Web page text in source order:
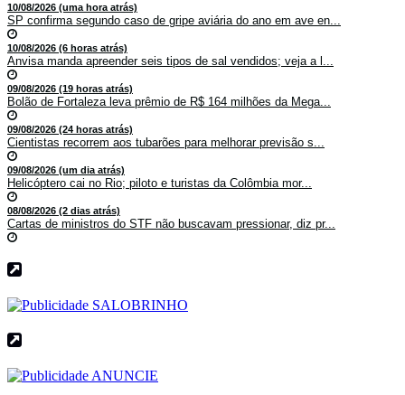
10/08/2026 (uma hora atrás)
SP confirma segundo caso de gripe aviária do ano em ave en...
10/08/2026 (6 horas atrás)
Anvisa manda apreender seis tipos de sal vendidos; veja a l...
09/08/2026 (19 horas atrás)
Bolão de Fortaleza leva prêmio de R$ 164 milhões da Mega...
09/08/2026 (24 horas atrás)
Cientistas recorrem aos tubarões para melhorar previsão s...
09/08/2026 (um dia atrás)
Helicóptero cai no Rio; piloto e turistas da Colômbia mor...
08/08/2026 (2 dias atrás)
Cartas de ministros do STF não buscavam pressionar, diz pr...